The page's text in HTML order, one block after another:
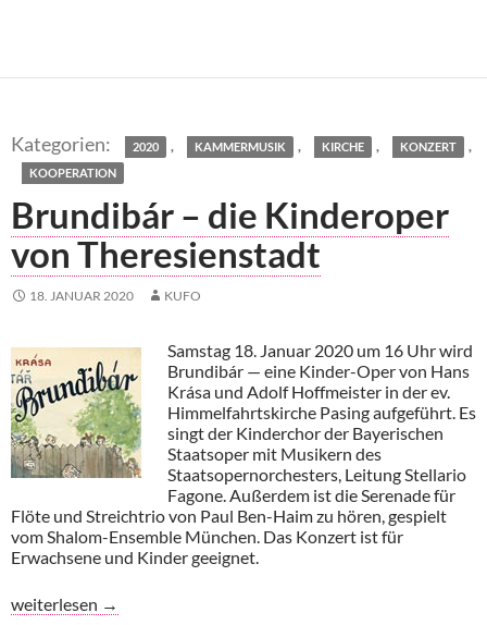
2020 , KAMMERMUSIK , KIRCHE , KONZERT ,
KOOPERATION
Brundibár – die Kinderoper
von Theresienstadt
18. JANUAR 2020 KUFO
Samstag 18. Januar 2020 um 16 Uhr wird
Brundibár — eine Kinder-Oper von Hans
Krása und Adolf Hoffmeister in der ev.
Himmelfahrtskirche Pasing aufgeführt. Es
singt der Kinderchor der Bayerischen
Staatsoper mit Musikern des
Staatsopernorchesters, Leitung Stellario
Fagone. Außerdem ist die Serenade für
Flöte und Streichtrio von Paul Ben-Haim zu hören, gespielt
vom Shalom-Ensemble München. Das Konzert ist für
Erwachsene und Kinder geeignet.
Brundibár – die Kinderoper von Theresienstadt
weiterlesen →